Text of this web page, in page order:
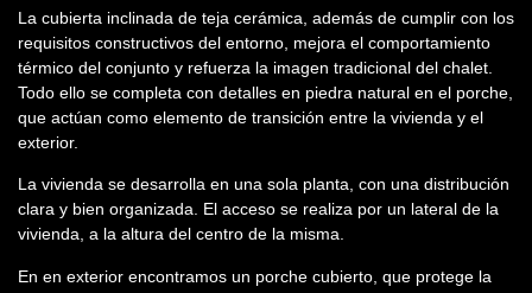
La cubierta inclinada de teja cerámica , además de cumplir con los
requisitos constructivos del entorno, mejora el comportamiento
térmico del conjunto y refuerza la imagen tradicional del chalet.
Todo ello se completa con detalles en piedra natural en el porche,
que actúan como elemento de transición entre la vivienda y el
exterior.
La vivienda se desarrolla en una sola planta, con una distribución
clara y bien organizada. El acceso se realiza por un lateral de la
vivienda, a la altura del centro de la misma.
En en exterior encontramos un porche cubierto , que protege la